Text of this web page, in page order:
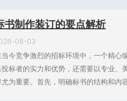
书制作装订的要点解析
08-03
当今竞争激烈的招标环境中，一个精心
投标者的实力和优势，还需要以专业、
为重要。首先，明确标书的结构和内